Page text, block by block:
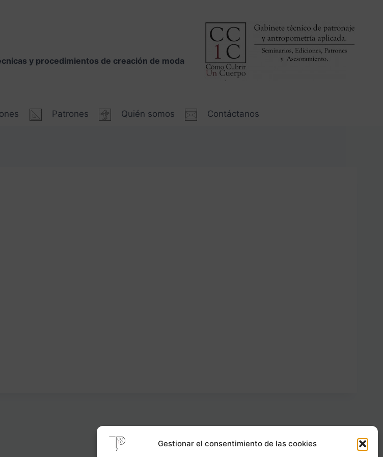
Gestionar el consentimiento de las cookies
y procedimientos de creación de moda
Patrones Quién somos Contáctanos
Carrer Provença, 183